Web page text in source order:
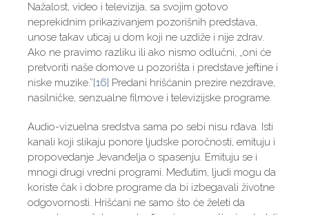
Nažalost, video i televizija, sa svojim gotovo
neprekidnim prikazivanjem pozorišnih predstava,
unose takav uticaj u dom koji ne uzdiže i nije zdrav.
Ako ne pravimo razliku ili ako nismo odlučni, „oni će
pretvoriti naše domove u pozorišta i predstave jeftine i
niske muzike.”[16] Predani hrišćanin prezire nezdrave,
nasilničke, senzualne filmove i televizijske programe.
Audio-vizuelna sredstva sama po sebi nisu rđava. Isti
kanali koji slikaju ponore ljudske poročnosti, emituju i
propovedanje Jevanđelja o spasenju. Emituju se i
mnogi drugi vredni programi. Međutim, ljudi mogu da
koriste čak i dobre programe da bi izbegavali životne
odgovornosti. Hrišćani ne samo što će želeti da